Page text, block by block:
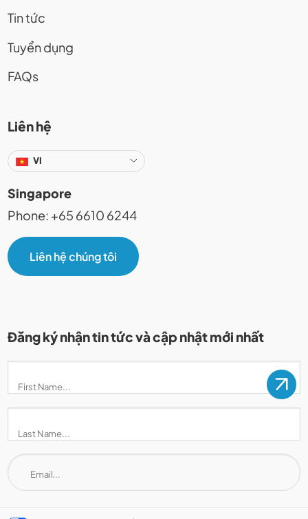
Tin tức
Tuyển dụng
FAQs
Liên hệ
VI
Singapore
Phone: +65 6610 6244
Liên hệ chúng tôi
Đăng ký nhận tin tức và cập nhật mới nhất